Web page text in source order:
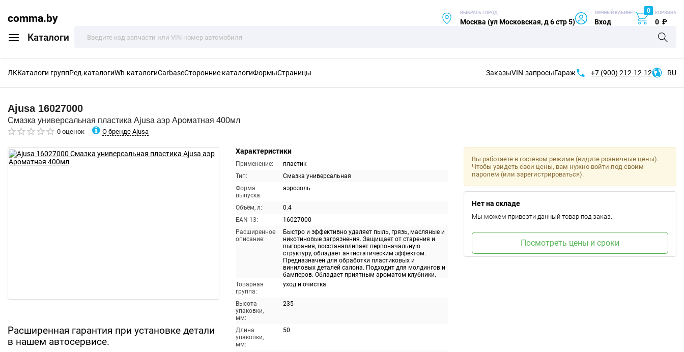
comma.by
Каталоги
ВЫБРАТЬ ГОРОД
Москва (ул Московская, д 6 стр 5)
ЛИЧНЫЙ КАБИНЕТ
Вход
0 КОРЗИНА
0 ₽
ЛККаталоги группРед.каталогиWh-каталогиCarbaseСторонние каталогиФормыСтраницы ЗаказыVIN-запросыГараж +7 (900) 212-12-12 RU
Ajusa 16027000
Смазка универсальная пластика Ajusa аэр Ароматная 400мл
0 оценок О бренде Ajusa
Расширенная гарантия при установке детали
в нашем автосервисе.
Характеристики
Применение:
пластик
Тип:
Смазка универсальная
Форма
выпуска:
аэрозоль
Объём, л:
0.4
EAN-13:
16027000
Расширенное
описание:
Быстро и эффективно удаляет пыль, грязь, масляные и
никотиновые загрязнения. Защищает от старения и
выгорания, восстанавливает первоначальную
структуру, обладает антистатическим эффектом.
Предназначен для обработки пластиковых и
виниловых деталей салона. Подходит для молдингов и
бамперов. Обладает приятным ароматом клубники.
Товарная
группа:
уход и очистка
Высота
упаковки,
мм:
235
Длина
упаковки,
мм:
50
Вы работаете в гостевом режиме (видите розничные цены).
Чтобы увидеть свои цены, вам нужно войти под своим
паролем (или зарегистрироваться).
Нет на складе
Мы можем привезти данный товар под заказ.
Посмотреть цены и сроки